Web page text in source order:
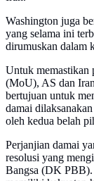
Washington juga
yang selama ini
dirumuskan dalam
Untuk memastikan
(MoU), AS dan
bertujuan untuk
damai
oleh kedua belah
Perjanjian damai
resolusi yang
Bangsa (DK PBB).